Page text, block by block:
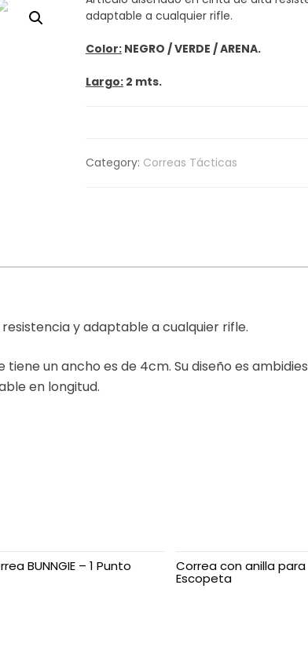
adaptable a cualquier rifle.
Color:NEGRO / VERDE / ARENA.
Largo:2 mts.
Category: Correas Tácticas
y adaptable a cualquier rifle.
un ancho es de 4cm. Su diseño es
en longitud.
BUNNGIE – 1 Punto Correa con anilla para
Escopeta